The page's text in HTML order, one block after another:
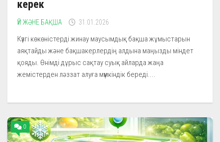
керек
ҮЙ ЖӘНЕ БАҚША 31.01.2026
Күзгі көкөністерді жинау маусымдық бақша жұмыстарын
аяқтайды және бақшакерлердің алдына маңызды міндет
қояды. Өнімді дұрыс сақтау суық айларда жаңа
жемістерден ләззат алуға мүмкіндік береді....
0